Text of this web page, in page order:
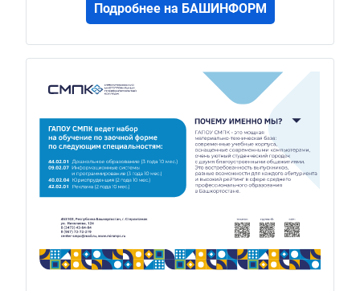
Подробнее на БАШИНФОРМ